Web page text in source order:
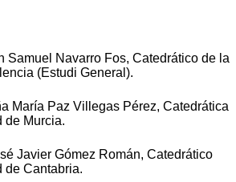
Samuel Navarro Fos, Catedrático de la
(Estudi General).
María Paz Villegas Pérez, Catedrática
de Murcia.
Javier Gómez Román, Catedrático
de Cantabria.